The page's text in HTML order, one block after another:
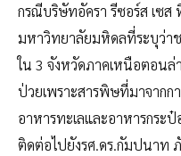
กรณีบริษัทอัครา รีซอร์ส เซส
มหาวิทยาลัยมหิดลที่ระบุว่าช
ใน 3 จังหวัดภาคเหนือตอน
ป่วยเพราะสารพิษที่มาจากก
อาหารทะเลและอาหารกระ
ติดต่อไปยังรศ.ดร.กัมปนาท